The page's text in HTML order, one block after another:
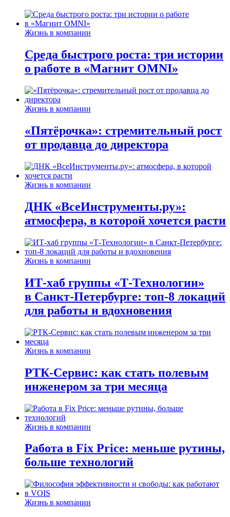
Жизнь в компании
Среда быстрого роста: три истории
о работе в «Магнит OMNI»
Жизнь в компании
«Пятёрочка»: стремительный рост
от продавца до директора
Жизнь в компании
ДНК «ВсеИнструменты.ру»:
атмосфера, в которой хочется расти
Жизнь в компании
ИТ-хаб группы «Т-Технологии»
в Санкт-Петербурге: топ-8 локаций
для работы и вдохновения
Жизнь в компании
РТК-Сервис: как стать полевым
инженером за три месяца
Жизнь в компании
Работа в Fix Price: меньше рутины,
больше технологий
Жизнь в компании